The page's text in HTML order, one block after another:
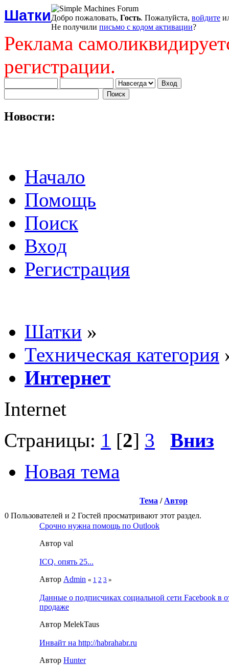
ШаткиДобро пожаловать, Гость. Пожалуйста, войдите
Не получили письмо с кодом активации?
Реклама
регистрации.
Новости:
Начало
Помощь
Поиск
Вход
Регистрация
Шатки »
Техническая категория
Интернет
Internet
Страницы: 1 [2] 3
Вниз
Новая тема
Тема / Автор
0 Пользователей и 2 Гостей просматривают этот раздел.
Срочно нужна помощь по Outlook
Автор val
ICQ. опять 25...
Автор Admin « 1 2 3 »
Данные о подписчиках социальной сети Facebook в
продаже
Автор MelekTaus
Инвайт на http://habrahabr.ru
Автор Hunter